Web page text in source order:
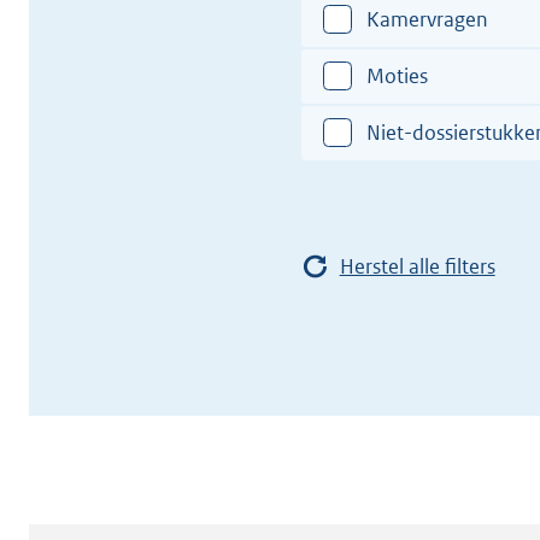
XII Kamervragen
Moties
Niet-
Herstel alle filters